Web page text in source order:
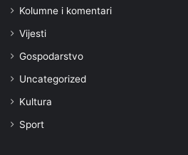
Kolumne i komentari
Vijesti
Gospodarstvo
Uncategorized
Kultura
Sport